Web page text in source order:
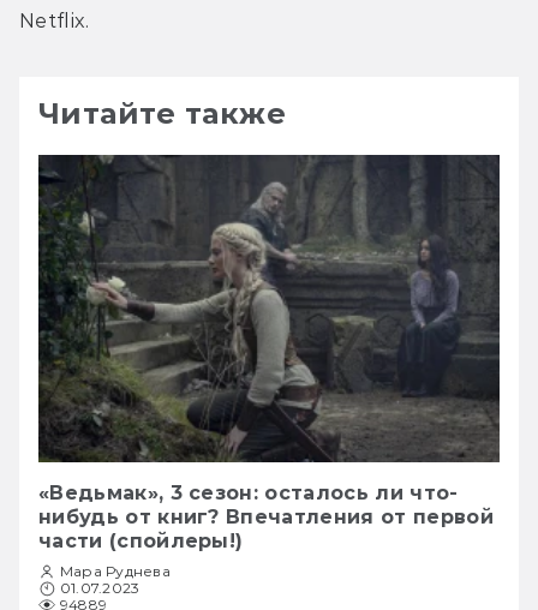
Netflix.
Читайте также
«Ведьмак», 3 сезон: осталось ли что-
нибудь от книг? Впечатления от первой
части (спойлеры!)
Мара Руднева
01.07.2023
94889